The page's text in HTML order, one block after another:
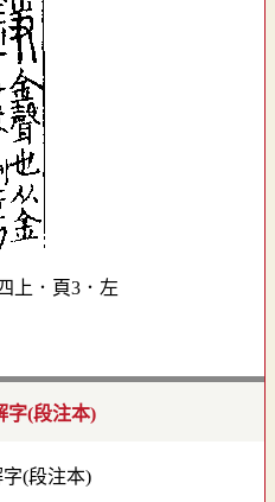
上．頁3．左
字(段注本)